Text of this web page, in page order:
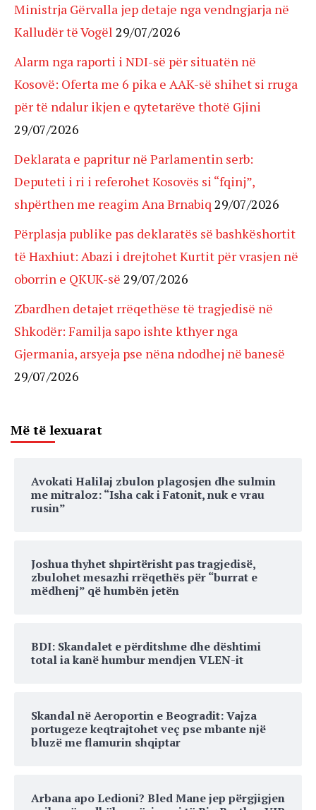
Ministrja Gërvalla jep detaje nga vendngjarja në
Kalludër të Vogël 29/07/2026
Alarm nga raporti i NDI-së për situatën në
Kosovë: Oferta me 6 pika e AAK-së shihet si rruga
për të ndalur ikjen e qytetarëve thotë Gjini
29/07/2026
Deklarata e papritur në Parlamentin serb:
Deputeti i ri i referohet Kosovës si “fqinj”,
shpërthen me reagim Ana Brnabiq 29/07/2026
Përplasja publike pas deklaratës së bashkëshortit
të Haxhiut: Abazi i drejtohet Kurtit për vrasjen në
oborrin e QKUK-së 29/07/2026
Zbardhen detajet rrëqethëse të tragjedisë në
Shkodër: Familja sapo ishte kthyer nga
Gjermania, arsyeja pse nëna ndodhej në banesë
29/07/2026
Më të lexuarat
Avokati Halilaj zbulon plagosjen dhe sulmin
me mitraloz: “Isha cak i Fatonit, nuk e vrau
rusin”
Joshua thyhet shpirtërisht pas tragjedisë,
zbulohet mesazhi rrëqethës për “burrat e
mëdhenj” që humbën jetën
BDI: Skandalet e përditshme dhe dështimi
total ia kanë humbur mendjen VLEN-it
Skandal në Aeroportin e Beogradit: Vajza
portugeze keqtrajtohet veç pse mbante një
bluzë me flamurin shqiptar
Arbana apo Ledioni? Bled Mane jep përgjigjen